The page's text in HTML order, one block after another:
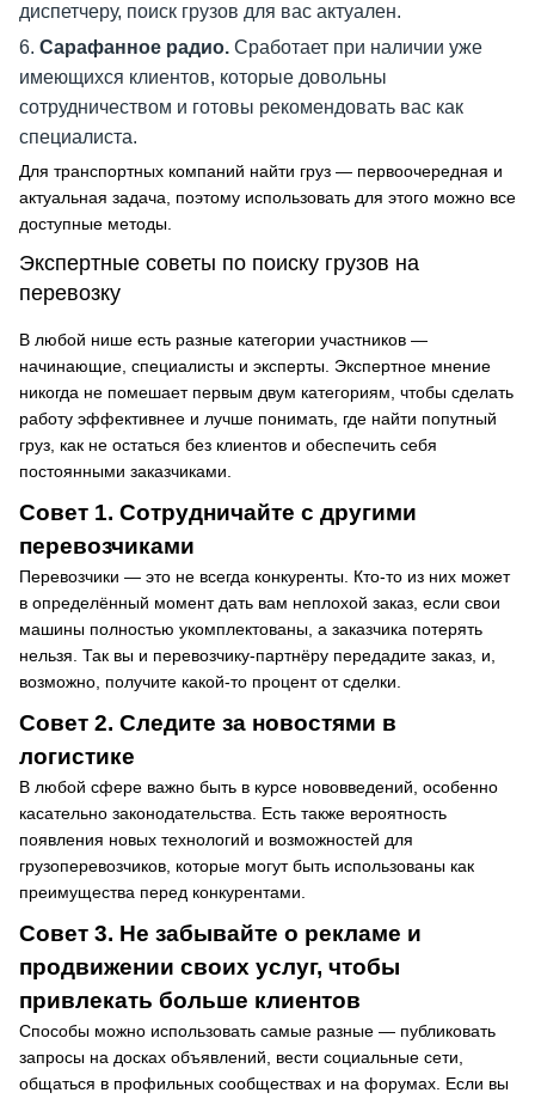
диспетчеру, поиск грузов для вас актуален.
Сарафанное радио. Сработает при наличии уже
имеющихся клиентов, которые довольны
сотрудничеством и готовы рекомендовать вас как
специалиста.
Для транспортных компаний найти груз — первоочередная и
актуальная задача, поэтому использовать для этого можно все
доступные методы.
Экспертные советы по поиску грузов на
перевозку
В любой нише есть разные категории участников —
начинающие, специалисты и эксперты. Экспертное мнение
никогда не помешает первым двум категориям, чтобы сделать
работу эффективнее и лучше понимать, где найти попутный
груз, как не остаться без клиентов и обеспечить себя
постоянными заказчиками.
Совет 1. Сотрудничайте с другими
перевозчиками
Перевозчики — это не всегда конкуренты. Кто-то из них может
в определённый момент дать вам неплохой заказ, если свои
машины полностью укомплектованы, а заказчика потерять
нельзя. Так вы и перевозчику-партнёру передадите заказ, и,
возможно, получите какой-то процент от сделки.
Совет 2. Следите за новостями в
логистике
В любой сфере важно быть в курсе нововведений, особенно
касательно законодательства. Есть также вероятность
появления новых технологий и возможностей для
грузоперевозчиков, которые могут быть использованы как
преимущества перед конкурентами.
Совет 3. Не забывайте о рекламе и
продвижении своих услуг, чтобы
привлекать больше клиентов
Способы можно использовать самые разные — публиковать
запросы на досках объявлений, вести социальные сети,
общаться в профильных сообществах и на форумах. Если вы